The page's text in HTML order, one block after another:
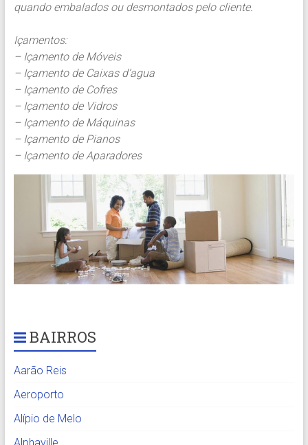
quando embalados ou desmontados pelo cliente.
Içamentos:
– Içamento de Móveis
– Içamento de Caixas d’agua
– Içamento de Cofres
– Içamento de Vidros
– Içamento de Máquinas
– Içamento de Pianos
– Içamento de Aparadores
BAIRROS
Aarão Reis
Aeroporto
Alípio de Melo